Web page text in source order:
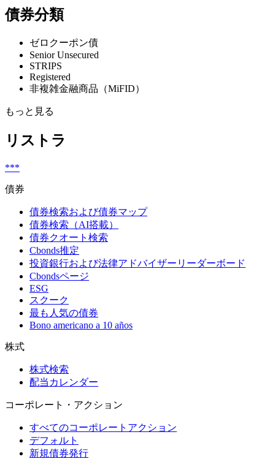
債券分類
ゼロクーポン債
Senior Unsecured
STRIPS
Registered
非複雑金融商品（MiFID）
もっと見る
リストラ
***
債券
債券検索および債券マップ
債券検索（AI搭載）
債券クオート検索
Cbonds推定
投資銀行および法律アドバイザーリーダーボード
Cbondsページ
ESG
スクーク
最も人気の債券
Bono americano a 10 años
株式
株式検索
配当カレンダー
コーポレート・アクション
すべてのコーポレートアクション
デフォルト
新規債券発行